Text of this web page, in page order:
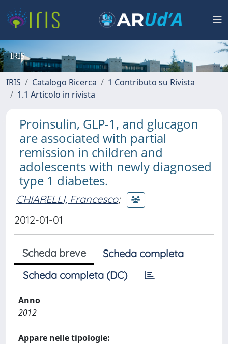
IRIS
IRIS Catalogo Ricerca
1 Contributo su Rivista
1.1 Articolo in rivista
Proinsulin, GLP-1, and glucagon
are associated with partial
remission in children and
adolescents with newly diagnosed
type 1 diabetes.
CHIARELLI, Francesco;
2012-01-01
Scheda breve
Scheda completa
Scheda completa (DC)
Anno
2012
Appare nelle tipologie: